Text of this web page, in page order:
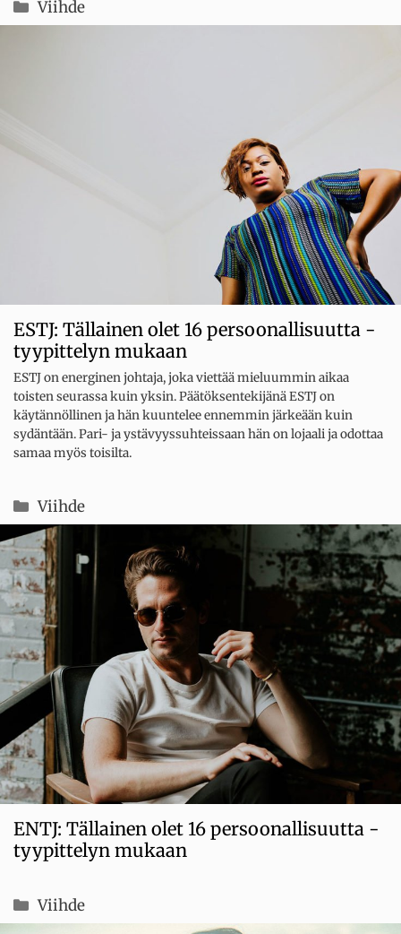
Viihde
ESTJ: Tällainen olet 16 persoonallisuutta -
tyypittelyn mukaan
ESTJ on energinen johtaja, joka viettää mieluummin aikaa
toisten seurassa kuin yksin. Päätöksentekijänä ESTJ on
käytännöllinen ja hän kuuntelee ennemmin järkeään kuin
sydäntään. Pari- ja ystävyyssuhteissaan hän on lojaali ja odottaa
samaa myös toisilta.
Kategoriat
Viihde
ENTJ: Tällainen olet 16 persoonallisuutta -
tyypittelyn mukaan
Kategoriat
Viihde